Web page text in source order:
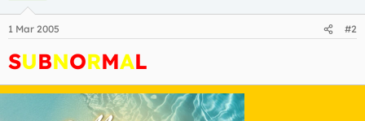
1 Mar 2005 #2
SUBNORMAL